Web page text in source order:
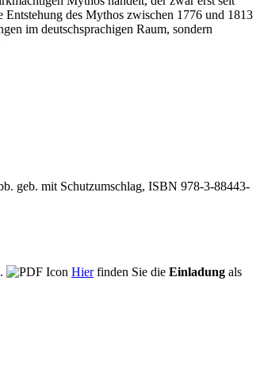
Entstehung des Mythos zwischen 1776 und 1813
im deutschsprachigen Raum, sondern
geb. mit Schutzumschlag, ISBN 978-3-88443-
Hierfinden Sie die Einladung als